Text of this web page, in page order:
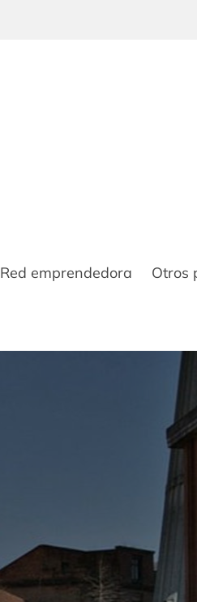
Red emprendedora Otros